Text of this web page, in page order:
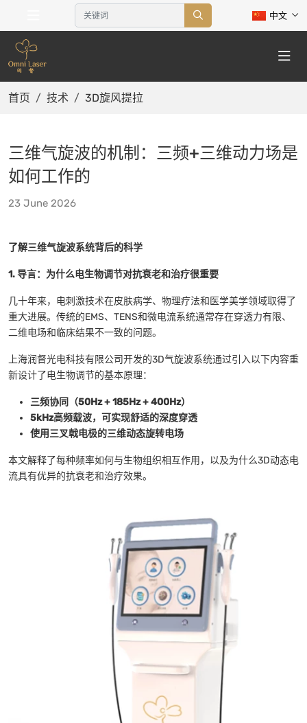
中文
首页 技术 3D旋风提拉
三维气旋波的机制：三频+三维动力场是
如何工作的
23 June 2026
了解三维气旋波系统背后的科学
1. 导言：为什么电生物调节对抗衰老和治疗很重要
几十年来，电刺激技术在皮肤病学、物理疗法和医学美学领域取得了
重大进展。传统的EMS、TENS和微电流系统通常存在穿透力有限、
二维电场和临床结果不一致的问题。
上海润督光电科技有限公司开发的3D气旋波系统通过引入以下内容重
新设计了电生物调节的基本原理：
三频协同（50Hz + 185Hz + 400Hz）
5kHz高频载波，可实现舒适的深度穿透
使用三叉戟电极的三维动态旋转电场
本文解释了每种频率如何与生物组织相互作用，以及为什么3D动态电
流具有优异的抗衰老和治疗效果。